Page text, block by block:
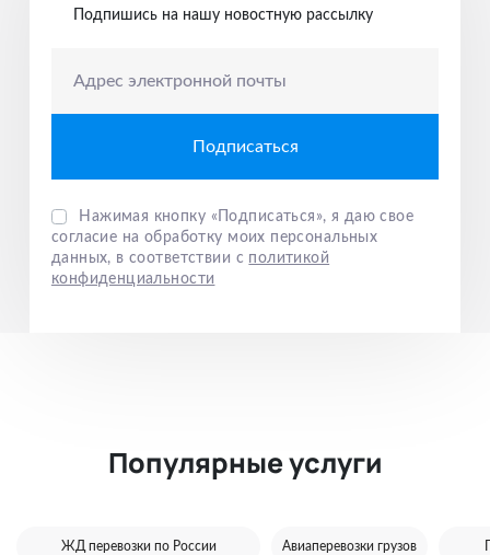
Подпишись на нашу новостную рассылку
Адрес электронной почты
Нажимая кнопку «Подписаться», я даю свое
согласие на обработку моих персональных
данных, в соответствии с политикой
конфиденциальности
Популярные услуги
ЖД перевозки по России Авиаперевозки грузов